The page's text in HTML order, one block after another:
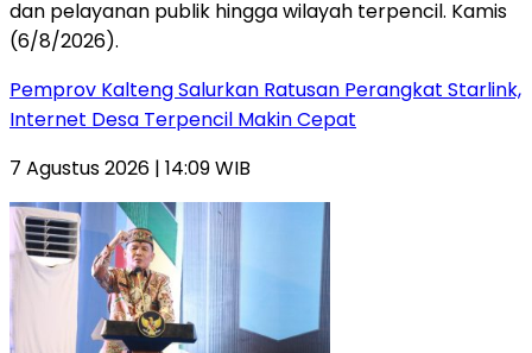
Pemprov Kalteng Salurkan Ratusan Perangkat Starlink,
Internet Desa Terpencil Makin Cepat
7 Agustus 2026 | 14:09 WIB